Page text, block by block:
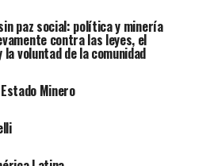
paz social: política y minería
contra las leyes, el
la voluntad de la comunidad
Minero